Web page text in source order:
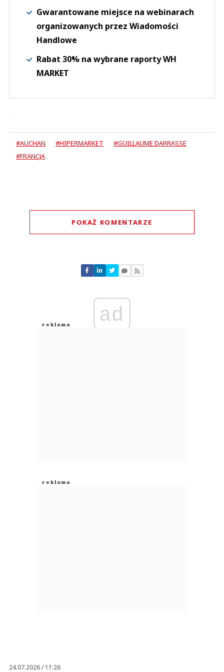
Gwarantowane miejsce na webinarach
organizowanych przez Wiadomości
Handlowe
Rabat 30% na wybrane raporty WH
MARKET
#AUCHAN #HIPERMARKET
#GUILLAUME DARRASSE
#FRANCJA
POKAŻ KOMENTARZE
Nie znaleziono komentarzy
Zostaw swoje komentarze
Anuluj
ad
24.07.2026 / 11:26